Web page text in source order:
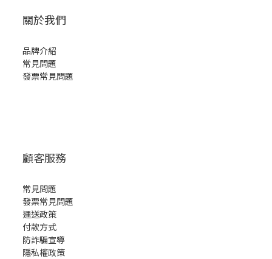
關於我們
品牌介紹
常見問題
發票常見問題
顧客服務
常見問題
發票常見問題
運送政策
付款方式
防詐騙宣導
隱私權政策